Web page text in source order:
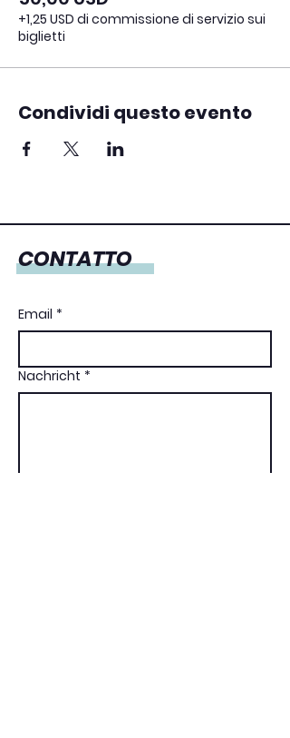
+1,25 USD di commissione di servizio sui
biglietti
Condividi questo evento
CONTATTO
Email *
Nachricht *